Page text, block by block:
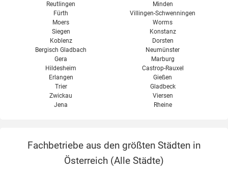
Reutlingen
Fürth
Moers
Siegen
Koblenz
Bergisch Gladbach
Gera
Hildesheim
Erlangen
Trier
Zwickau
Jena
Minden
Villingen-Schwenningen
Worms
Konstanz
Dorsten
Neumünster
Marburg
Castrop-Rauxel
Gießen
Gladbeck
Viersen
Rheine
Fachbetriebe aus den größten Städten in
Österreich (Alle Städte)